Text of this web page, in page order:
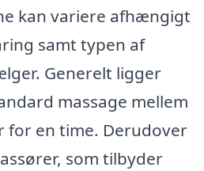
kan variere afhængigt
samt typen af
Generelt ligger
massage mellem
for en time. Derudover
som tilbyder